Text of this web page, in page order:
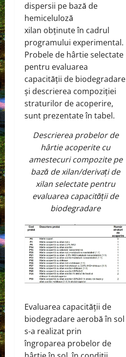
dispersii pe bază de
hemiceluloză
xilan obținute în cadrul
programului experimental.
Probele de hârtie selectate
pentru evaluarea
capacității de biodegradare
și descrierea compoziției
straturilor de acoperire,
sunt prezentate în tabel.
Descrierea probelor de
hârtie acoperite cu
amestecuri compozite pe
bază de xilan/derivați de
xilan selectate pentru
evaluarea capacității de
biodegradare
Evaluarea capacității de
biodegradare aerobă în sol
s-a realizat prin
îngroparea probelor de